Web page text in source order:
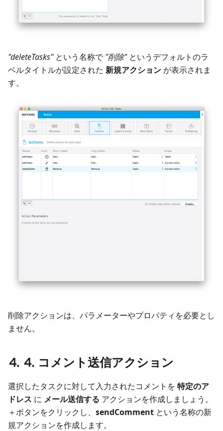
"deleteTasks"という名称で"削除"というデフォルトのラ
ベルタイトルが設定された 新規アクション が表示されま
す。
削除アクションは、パラメーターやプロパティを必要とし
ません。
⒋ ⒋ コメント送信アクション
選択したタスクに対して入力されたコメントを 特定のア
ドレス に メール送信する アクションを作成しましょう。
＋ボタンをクリックし、 sendComment という名称の新
規アクションを作成します。